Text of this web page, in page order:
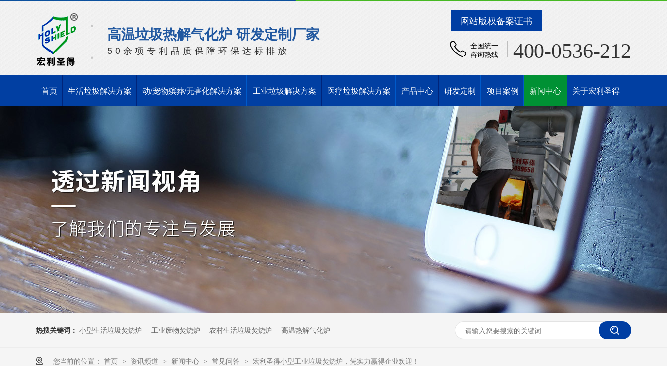
网站版权备案证书
高温垃圾热解气化炉 研发定制厂家
50余项专利品质保障环保达标排放
全国统一
咨询热线
400-0536-212
首页 生活垃圾解决方案 动/宠物殡葬/无害化解决方案 工业垃圾解决方案 医疗垃圾解决方案 产品中心 研发定制 项目案例 新闻中心 关于宏利圣得
热搜关键词： 小型生活垃圾焚烧炉 工业废物焚烧炉 农村生活垃圾焚烧炉 高温热解气化炉
您当前的位置： 首页 > 资讯频道 > 新闻中心 > 常见问答 > 宏利圣得小型工业垃圾焚烧炉，凭实力赢得企业欢迎！